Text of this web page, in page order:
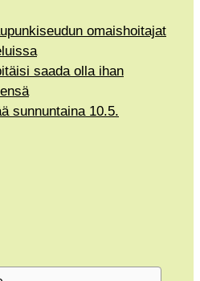
omaishoitajat
saada olla ihan
sunnuntaina 10.5.